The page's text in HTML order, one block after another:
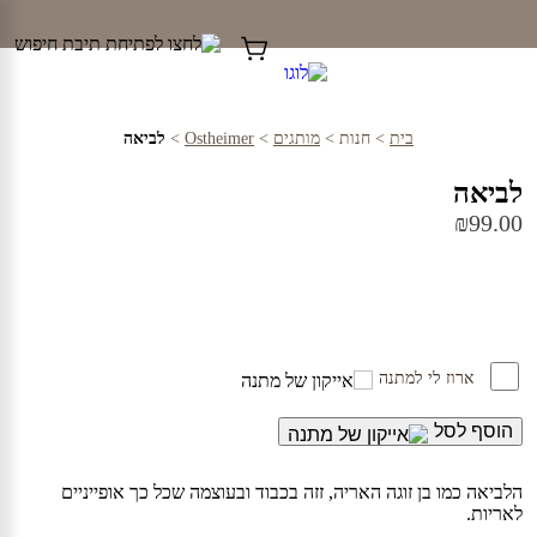
content
בית > חנות > מותגים >
Ostheimer
> לביאה
לביאה
₪99.00
ארוז לי למתנה
הוסף לסל
הלביאה כמו בן זוגה האריה, זזה בכבוד ובעוצמה שכל כך אופייניים
לאריות.